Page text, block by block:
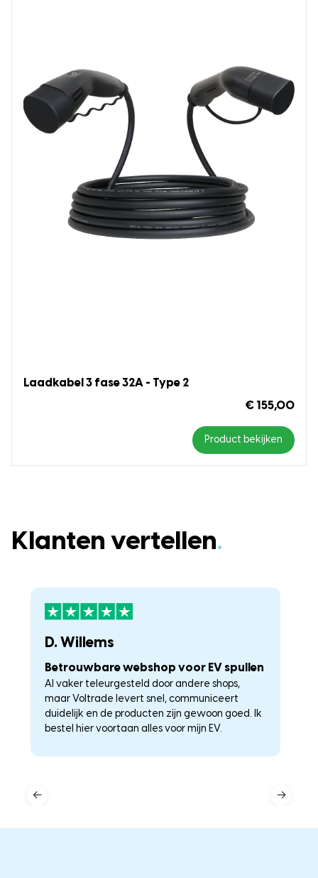
Laadkabel 3 fase 32A - Type 2
€ 155,00
Product bekijken
Klanten vertellen.
D. Willems
Betrouwbare webshop voor EV spullen
Al vaker teleurgesteld door andere shops,
maar Voltrade levert snel, communiceert
duidelijk en de producten zijn gewoon goed. Ik
bestel hier voortaan alles voor mijn EV.
← →